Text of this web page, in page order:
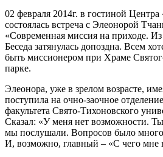
02 февраля 2014г. в гостиной Центра
состоялась встреча с Элеонорой
«Современная миссия на приходе.
Беседа затянулась допоздна. Всем
быть миссионером при Храме
парке.
Элеонора, уже в зрелом возрасте,
поступила на очно-заочное
факультета Свято-Тихоновского
Сказал: «У меня нет возможности.
мы послушали. Вопросов было
И, возможно, главный – «С чего мне